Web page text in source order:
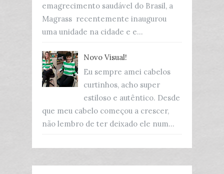
emagrecimento saudável do Brasil, a
Magrass recentemente inaugurou
uma unidade na cidade e e...
Novo Visual!
Eu sempre amei cabelos
curtinhos, acho super
estiloso e autêntico. Desde
que meu cabelo começou a crescer,
não lembro de ter deixado ele num...